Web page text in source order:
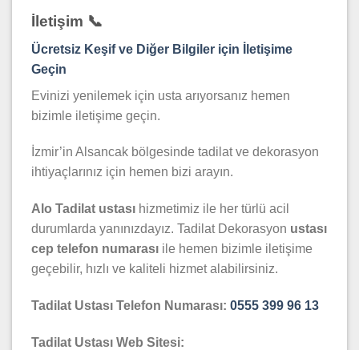
İletişim 📞
Ücretsiz Keşif ve Diğer Bilgiler için İletişime
Geçin
Evinizi yenilemek için usta arıyorsanız hemen
bizimle iletişime geçin.
İzmir’in Alsancak bölgesinde tadilat ve dekorasyon
ihtiyaçlarınız için hemen bizi arayın.
Alo Tadilat ustası hizmetimiz ile her türlü acil
durumlarda yanınızdayız. Tadilat Dekorasyon ustası
cep telefon numarası ile hemen bizimle iletişime
geçebilir, hızlı ve kaliteli hizmet alabilirsiniz.
Tadilat Ustası Telefon Numarası: 0555 399 96 13
Tadilat Ustası Web Sitesi: